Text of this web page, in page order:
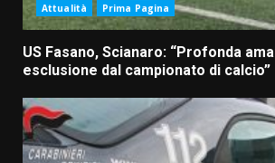
Attualità Prima Pagina
US Fasano, Scianaro: “Profonda
esclusione dal campionato di calcio”